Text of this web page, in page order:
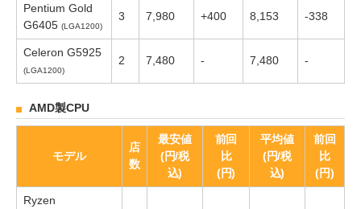
Pentium Gold
G6405 (LGA1200)
3 7,980 +400 8,153 -338
Celeron G5925
(LGA1200)
2 7,480 - 7,480 -
AMD製CPU
モデル
店
数
最安値
(円/税
込)
前回
比
(円)
平均値
(円/税
込)
前回
比
(円)
Ryzen